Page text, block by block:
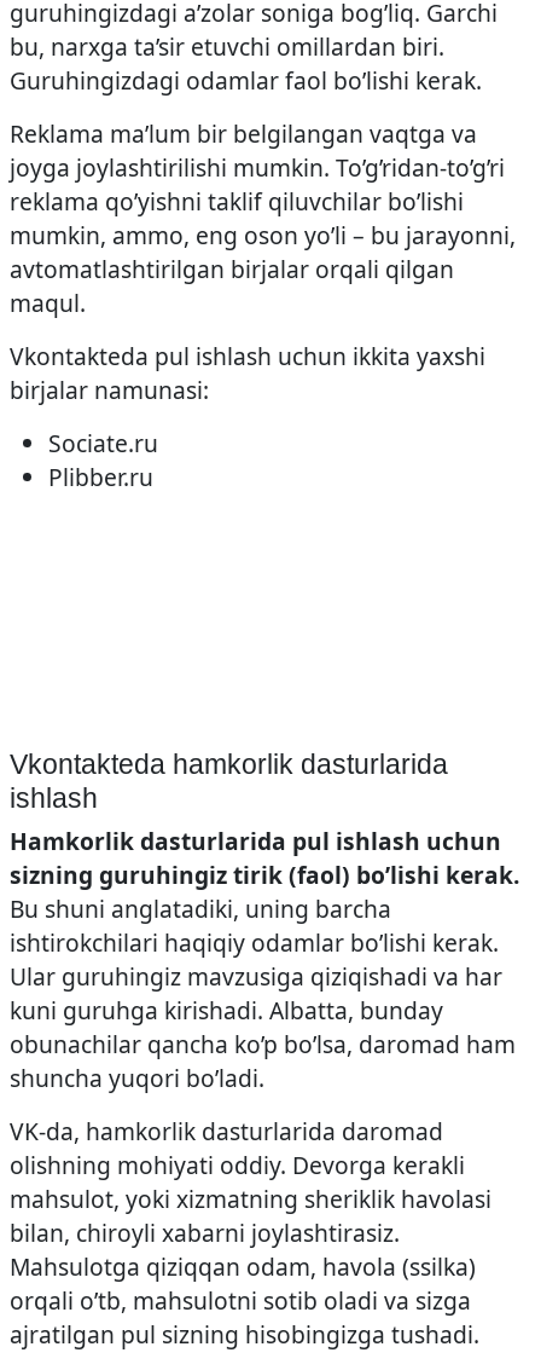
guruhingizdagi a’zolar soniga bog’liq. Garchi
bu, narxga ta’sir etuvchi omillardan biri.
Guruhingizdagi odamlar faol bo’lishi kerak.
Reklama ma’lum bir belgilangan vaqtga va
joyga joylashtirilishi mumkin. To’g’ridan-to’g’ri
reklama qo’yishni taklif qiluvchilar bo’lishi
mumkin, ammo, eng oson yo’li – bu jarayonni,
avtomatlashtirilgan birjalar orqali qilgan
maqul.
Vkontakteda pul ishlash uchun ikkita yaxshi
birjalar namunasi:
Sociate.ru
Plibber.ru
Vkontakteda hamkorlik dasturlarida
ishlash
Hamkorlik dasturlarida pul ishlash uchun
sizning guruhingiz tirik (faol) bo’lishi kerak.
Bu shuni anglatadiki, uning barcha
ishtirokchilari haqiqiy odamlar bo’lishi kerak.
Ular guruhingiz mavzusiga qiziqishadi va har
kuni guruhga kirishadi. Albatta, bunday
obunachilar qancha ko’p bo’lsa, daromad ham
shuncha yuqori bo’ladi.
VK-da, hamkorlik dasturlarida daromad
olishning mohiyati oddiy. Devorga kerakli
mahsulot, yoki xizmatning sheriklik havolasi
bilan, chiroyli xabarni joylashtirasiz.
Mahsulotga qiziqqan odam, havola (ssilka)
orqali o’tb, mahsulotni sotib oladi va sizga
ajratilgan pul sizning hisobingizga tushadi.